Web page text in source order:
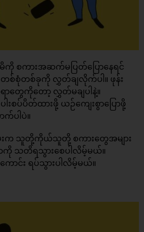
စကားအဆက်မပြတ်ပြောနေရင်
စုံတစ်ခုကို လွှတ်ချလိုက်ပါ။ ဖုန်း
ေကိုတော့ လွှတ်မချပါနဲ့။
ပ်ပိတ်ထားဖို့ ယဉ်ကျေးစွာပြောဖို့
ပါပဲ။
းက သူတို့ကိုယ်သူတို့ စကားတွေအများ
ာကို သတိရသွားစေပါလိမ့်မယ်။
ောင်း ရပ်သွားပါလိမ့်မယ်။